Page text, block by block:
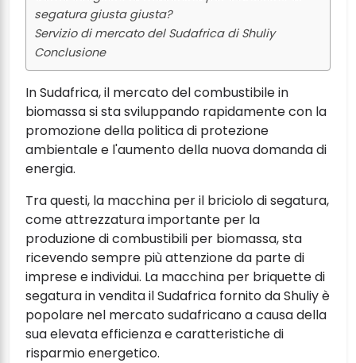
segatura giusta giusta?
Servizio di mercato del Sudafrica di Shuliy
Conclusione
In Sudafrica, il mercato del combustibile in
biomassa si sta sviluppando rapidamente con la
promozione della politica di protezione
ambientale e l'aumento della nuova domanda di
energia.
Tra questi, la macchina per il briciolo di segatura,
come attrezzatura importante per la
produzione di combustibili per biomassa, sta
ricevendo sempre più attenzione da parte di
imprese e individui. La macchina per briquette di
segatura in vendita il Sudafrica fornito da Shuliy è
popolare nel mercato sudafricano a causa della
sua elevata efficienza e caratteristiche di
risparmio energetico.